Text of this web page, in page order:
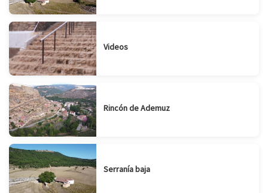
Videos
Rincón de Ademuz
Serranía baja